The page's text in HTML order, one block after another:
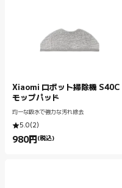
Xiaomi ロボット掃除機 S40C
モップパッド
均一な吸水で強力な汚れ除去
5.0(2)
980円 (税込)
Current Price 円980.00